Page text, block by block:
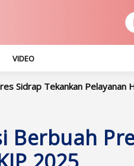
VIDEO
Pelayanan Humanis dan
Berbuah